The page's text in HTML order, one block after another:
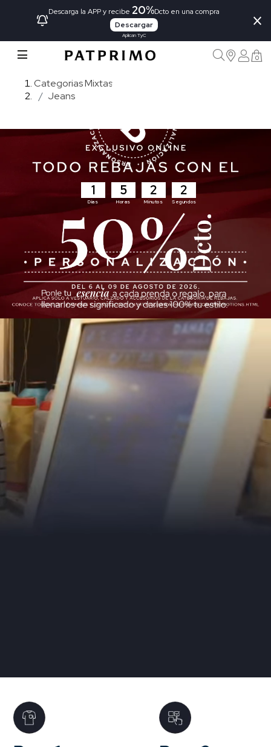
Descarga la APP y recibe 20%Dcto en una compra
Descargar
Aplican TyC
×
0
Categorias Mixtas
Jeans
1
Días
5
Horas
2
Minutos
0
Segundos